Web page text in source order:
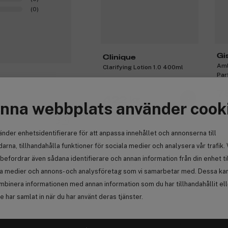
webbplats använder
enhetsidentifierare för att anpassa innehållet och annonserna till
tillhandahålla funktioner för sociala medier och analysera vår trafik.
även sådana identifierare och annan information från din enhet
medier och annons- och analysföretag som vi samarbetar med. Dessa
informationen med annan information som du har tillhandahållit
har samlat in när du har använt deras tjänster.
Clinique
Clarifying Lotion 1.0 400ml
(0)
Anmäl